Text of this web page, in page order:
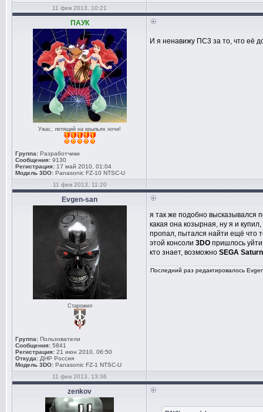
11 фев 2013, 10:21
ПАУК
Ужас, летящий на крыльях ночи!
Группа: Разработчики
Сообщения: 9130
Регистрация: 17 май 2010, 01:04
Модель 3DO: Panasonic FZ-10 NTSC-U
И я ненавижу ПС3 за то, что её
11 фев 2013, 11:20
Evgen-san
Старожил
Группа: Пользователи
Сообщения: 5841
Регистрация: 21 июн 2010, 06:50
Откуда: ДНР Россия
Модель 3DO: Panasonic FZ-1 NTSC-U
я так же подобно высказывался
какая она козырная, ну я и
пропал, пытался найти ещё что
этой консоли 3DO пришлось
кто знает, возможно SEGA Saturn
Последний раз редактировалось
11 фев 2013, 13:36
zenkov